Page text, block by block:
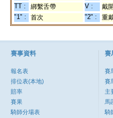
TT : 綁繫舌帶 V : 戴
"1" :
首次 "2" : 重
賽事資料
報名表
排位表(本地)
賠率
賽果
騎師分場表
賽
賽
賽
主
馬
騎